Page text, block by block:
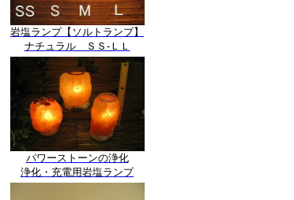
岩塩ランプ【ソルトランプ】
ナチュラル ＳＳ-ＬＬ
パワーストーンの浄化
浄化・充電用岩塩ランプ